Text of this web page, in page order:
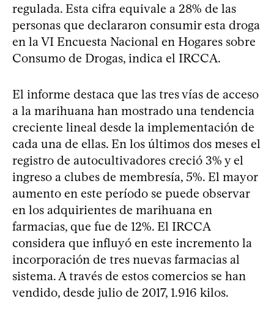
regulada. Esta cifra equivale a 28% de las
personas que declararon consumir esta droga
en la VI Encuesta Nacional en Hogares sobre
Consumo de Drogas, indica el IRCCA.
El informe destaca que las tres vías de acceso
a la marihuana han mostrado una tendencia
creciente lineal desde la implementación de
cada una de ellas. En los últimos dos meses el
registro de autocultivadores creció 3% y el
ingreso a clubes de membresía, 5%. El mayor
aumento en este período se puede observar
en los adquirientes de marihuana en
farmacias, que fue de 12%. El IRCCA
considera que influyó en este incremento la
incorporación de tres nuevas farmacias al
sistema. A través de estos comercios se han
vendido, desde julio de 2017, 1.916 kilos.